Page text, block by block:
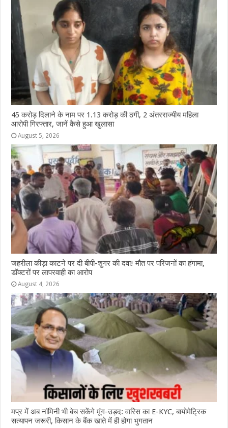
45 करोड़ दिलाने के नाम पर 1.13 करोड़ की ठगी, 2 अंतरराज्यीय महिला
आरोपी गिरफ्तार, जानें कैसे हुआ खुलासा
August 5, 2026
जहरीला कीड़ा काटने पर दी बीपी-शुगर की दवा! मौत पर परिजनों का हंगामा,
डॉक्टरों पर लापरवाही का आरोप
August 4, 2026
मप्र में अब नॉमिनी भी बेच सकेंगे मूंग-उड़द: वारिस का E-KYC, बायोमेट्रिक
सत्यापन जरूरी, किसान के बैंक खाते में ही होगा भुगतान